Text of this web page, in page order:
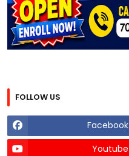
FOLLOW US
Facebook
Youtube